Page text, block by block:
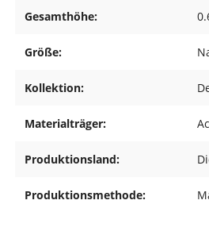
Gesamthöhe:
Größe:
Kollektion:
Materialträger:
Produktionsland:
Produktionsmethode: